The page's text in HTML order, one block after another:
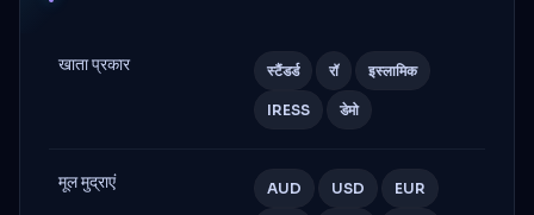
खाता प्रकार स्टैंडर्ड रॉ इस्लामिक
IRESS डेमो
मूल मुद्राएं AUD USD EUR